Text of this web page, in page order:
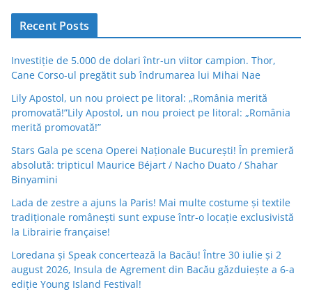
Recent Posts
Investiție de 5.000 de dolari într-un viitor campion. Thor,
Cane Corso-ul pregătit sub îndrumarea lui Mihai Nae
Lily Apostol, un nou proiect pe litoral: „România merită
promovată!”Lily Apostol, un nou proiect pe litoral: „România
merită promovată!”
Stars Gala pe scena Operei Naționale București! În premieră
absolută: tripticul Maurice Béjart / Nacho Duato / Shahar
Binyamini
Lada de zestre a ajuns la Paris! Mai multe costume și textile
tradiționale românești sunt expuse într-o locație exclusivistă
la Librairie française!
Loredana și Speak concertează la Bacău! Între 30 iulie și 2
august 2026, Insula de Agrement din Bacău găzduiește a 6-a
ediție Young Island Festival!